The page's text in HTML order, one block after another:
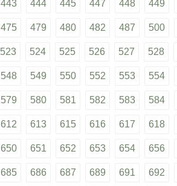
443 444 445 447 448 449
475 479 480 482 487 500
523 524 525 526 527 528
548 549 550 552 553 554
579 580 581 582 583 584
612 613 615 616 617 618
650 651 652 653 654 656
685 686 687 689 691 692